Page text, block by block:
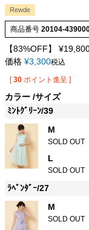
Rewde
商品番号 20104-
【83%OFF】 ¥
価格 ¥3,300税込
[ 30 ポイント進呈 ]
カラー サイズ
ﾐﾝﾄｸﾞﾘｰﾝ/39
M
SOLD OUT
L
SOLD OUT
ﾗﾍﾞﾝﾀﾞｰ/27
M
SOLD OUT